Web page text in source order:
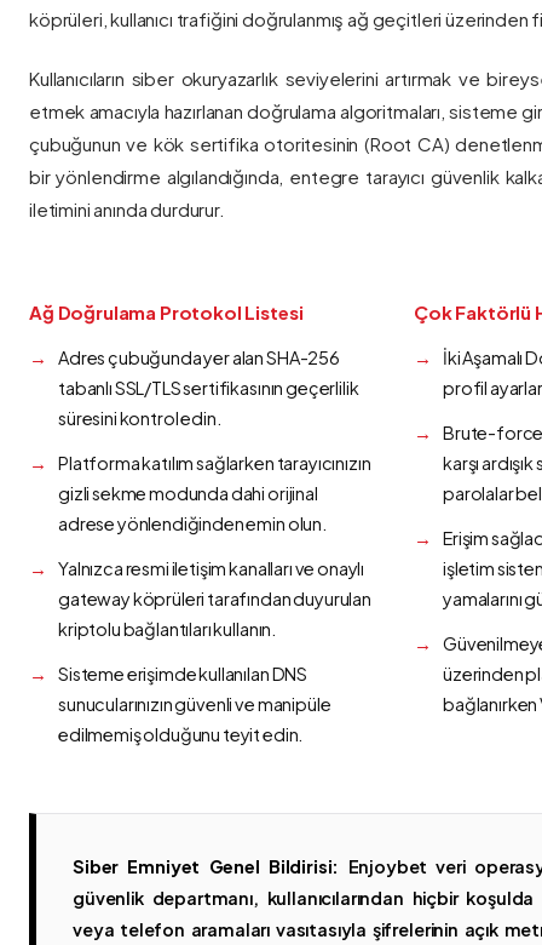
köprüleri, kullanıcı trafiğini doğrulanmış ağ geçitleri üzerinden
Kullanıcıların siber okuryazarlık seviyelerini artırmak ve
etmek amacıyla hazırlanan doğrulama algoritmaları, sisteme
çubuğunun ve kök sertifika otoritesinin (Root CA)
bir yönlendirme algılandığında, entegre tarayıcı güvenlik
iletimini anında durdurur.
Ağ Doğrulama Protokol Listesi
Adres çubuğunda yer alan SHA-256
tabanlı SSL/TLS sertifikasının geçerlilik
süresini kontrol edin.
Platforma katılım sağlarken tarayıcınızın
gizli sekme modunda dahi orijinal
adrese yönlendiğinden emin olun.
Yalnızca resmi iletişim kanalları ve onaylı
gateway köprüleri tarafından duyurulan
kriptolu bağlantıları kullanın.
Sisteme erişimde kullanılan DNS
sunucularınızın güvenli ve manipüle
edilmemiş olduğunu teyit edin.
Çok Faktörlü
İki Aşamalı
profil
Brute-force
karşı
parolalar
Erişim
işletim
yamalarını
üzerinden
bağlanırken
Siber Emniyet Genel Bildirisi:
Enjoybet veri
güvenlik departmanı, kullanıcılarından hiçbir
veya telefon aramaları vasıtasıyla şifrelerinin açık